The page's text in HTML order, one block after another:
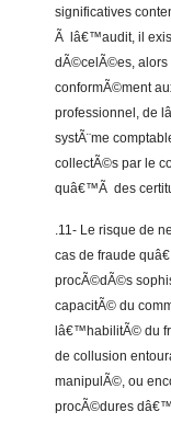
significatives
Ã lâ€™audit, il
dÃ©celÃ©es, alors
conformÃ©ment
professionnel, de
systÃ¨me
collectÃ©s par le
quâ€™Ã des
.11- Le risque de
cas de fraude
procÃ©dÃ©s
capacitÃ© du
lâ€™habilitÃ© du
de collusion
manipulÃ©, ou
procÃ©dures